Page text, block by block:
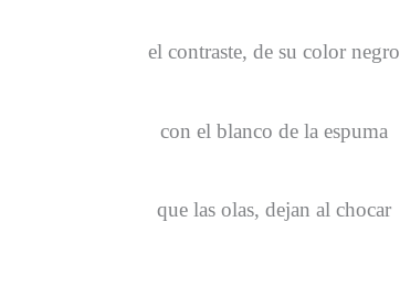
el contraste, de su color negro
con el blanco de la espuma
que las olas, dejan al chocar